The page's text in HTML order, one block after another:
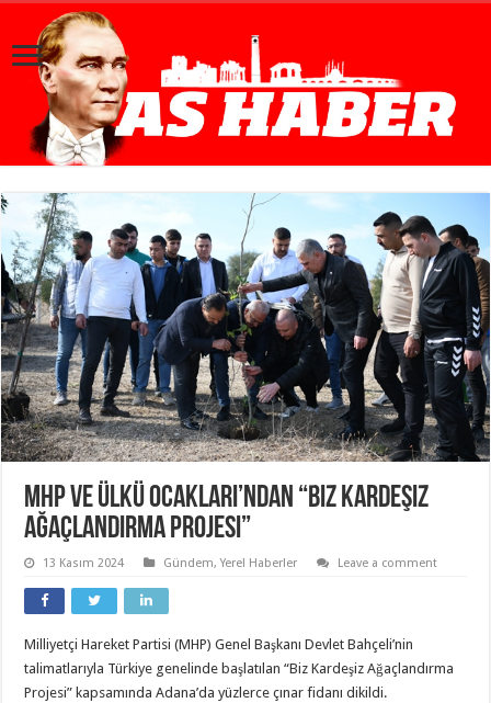
MHP ve Ülkü Ocakları’ndan “Biz Kardeşiz
Ağaçlandırma Projesi”
13 Kasım 2024 Gündem,Yerel Haberler Leave a comment
Milliyetçi Hareket Partisi (MHP) Genel Başkanı Devlet Bahçeli’nin
talimatlarıyla Türkiye genelinde başlatılan “Biz Kardeşiz Ağaçlandırma
Projesi” kapsamında Adana’da yüzlerce çınar fidanı dikildi.